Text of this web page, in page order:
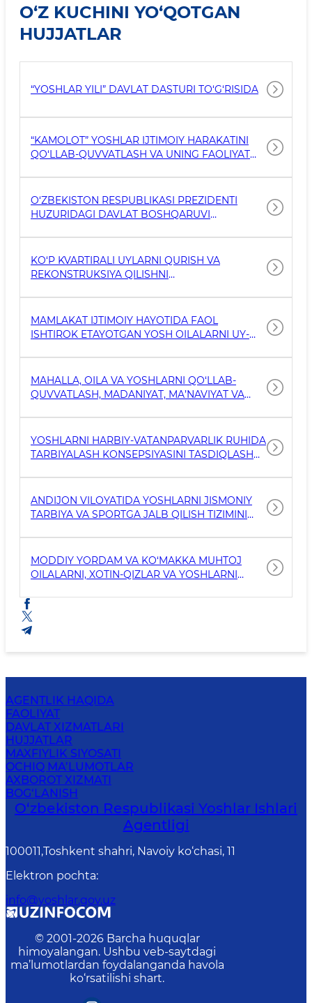
O‘Z KUCHINI YO‘QOTGAN
HUJJATLAR
“YOSHLAR YILI” DAVLAT DASTURI TO‘G‘RISIDA
“KAMOLOT” YOSHLAR IJTIMOIY HARAKATINI
QO‘LLAB-QUVVATLASH VA UNING FAOLIYAT
TO‘G‘RISIDA
O‘ZBEKISTON RESPUBLIKASI PREZIDENTI
HUZURIDAGI DAVLAT BOSHQARUVI
MUAMMOLARINI O‘RGANISH VA ISTIQBOLLI
KADRLARNI TAYYORLASH INSTITUTI
FAOLIYATINI TASHKIL ETISH CHORA-
KO‘P KVARTIRALI UYLARNI QURISH VA
REKONSTRUKSIYA QILISHNI
OILALARGA, ESKIRGAN UY-JOYLARDA
YASHAYOTGANLARGA VA UY-JOY
SHAROITLARINI YAXSHILASHGA MUHTOJ
TOIFALARIGA SOTISH TARTIBI TO‘G‘RISIDAGI
MAMLAKAT IJTIMOIY HAYOTIDA FAOL
ISHTIROK ETAYOTGAN YOSH OILALARNI UY-
QUVVATLASHGA DOIR QO‘SHIMCHA CHORA-
TADBIRLAR TO‘G‘RISIDA
MAHALLA, OILA VA YOSHLARNI QO‘LLAB-
QUVVATLASH, MADANIYAT, MA’NAVIYAT VA
KOTIBIYATI TO‘G‘RISIDAGI NIZOMNI
TASDIQLASH HAQIDA
YOSHLARNI HARBIY-VATANPARVARLIK RUHIDA
TARBIYALASH KONSEPSIYASINI TASDIQLASH
ANDIJON VILOYATIDA YOSHLARNI JISMONIY
TARBIYA VA SPORTGA JALB QILISH TIZIMINI
INSHOOTLARI QUVVATIDAN SAMARALI
FOYDALANISH CHORA-TADBIRLARI
TO‘G‘RISIDA
MODDIY YORDAM VA KO‘MAKKA MUHTOJ
OILALARNI, XOTIN-QIZLAR VA YOSHLARNI
AGENTLIK HAQIDA
FAOLIYAT
DAVLAT XIZMATLARI
HUJJATLAR
MAXFIYLIK SIYOSATI
OCHIQ MA’LUMOTLAR
AXBOROT XIZMATI
BOG‘LANISH
O‘zbеkistоn Rеspublikаsi Yoshlar Ishlari
Agentligi
100011,Toshkent shahri, Navoiy ko‘chasi, 11
Elektron pochta:
info@yoshlar.gov.uz
© 2001-2026 Barcha huquqlar
himoyalangan. Ushbu veb-saytdagi
ma’lumotlardan foydalanganda havola
ko‘rsatilishi shart.